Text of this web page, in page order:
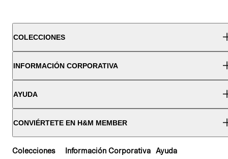
COLECCIONES
INFORMACIÓN CORPORATIVA
AYUDA
CONVIÉRTETE EN H&M MEMBER
Colecciones Información Corporativa Ayuda